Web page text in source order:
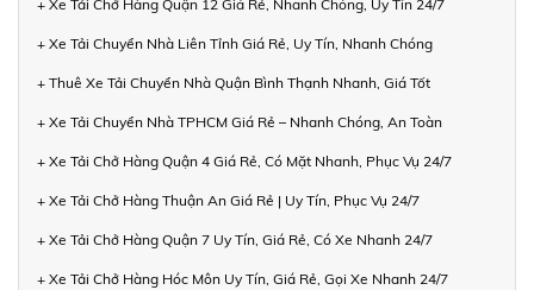
+ Xe Tải Chở Hàng Quận 12 Giá Rẻ, Nhanh Chóng, Uy Tín 24/7
+ Xe Tải Chuyển Nhà Liên Tỉnh Giá Rẻ, Uy Tín, Nhanh Chóng
+ Thuê Xe Tải Chuyển Nhà Quận Bình Thạnh Nhanh, Giá Tốt
+ Xe Tải Chuyển Nhà TPHCM Giá Rẻ – Nhanh Chóng, An Toàn
+ Xe Tải Chở Hàng Quận 4 Giá Rẻ, Có Mặt Nhanh, Phục Vụ 24/7
+ Xe Tải Chở Hàng Thuận An Giá Rẻ | Uy Tín, Phục Vụ 24/7
+ Xe Tải Chở Hàng Quận 7 Uy Tín, Giá Rẻ, Có Xe Nhanh 24/7
+ Xe Tải Chở Hàng Hóc Môn Uy Tín, Giá Rẻ, Gọi Xe Nhanh 24/7